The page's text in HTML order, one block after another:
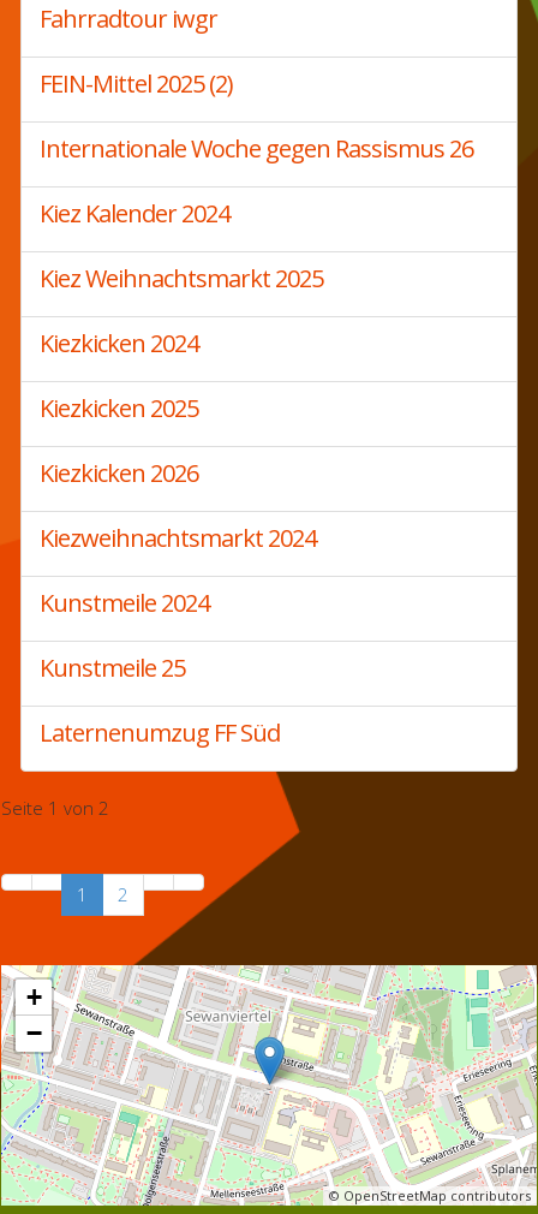
Fahrradtour iwgr
FEIN-Mittel 2025 (2)
Internationale Woche gegen Rassismus 26
Kiez Kalender 2024
Kiez Weihnachtsmarkt 2025
Kiezkicken 2024
Kiezkicken 2025
Kiezkicken 2026
Kiezweihnachtsmarkt 2024
Kunstmeile 2024
Kunstmeile 25
Laternenumzug FF Süd
Seite 1 von 2
1 2
+
−
© OpenStreetMap contributors